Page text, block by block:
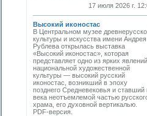
17 июля 2026 г.
Высокий иконостас
В Центральном музее
культуры и искусства имени Андрея
Рублева открылась выставка
«Высокий иконостас», которая
представляет одно из ярких явлений
национальной художественной
культуры — высокий русский
иконостас, возникший в эпоху
позднего Средневековья и ставший
века неотъемлемой частью
храма, его духовной вертикалью.
PDF-версия.